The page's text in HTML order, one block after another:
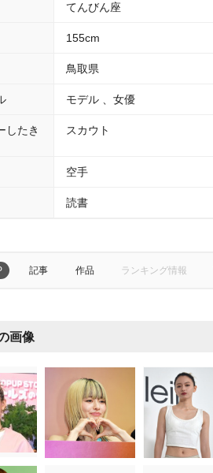
てんびん座
155cm
鳥取県
モデル 、女優
したき
スカウト
空手
読書
記事 作品 ランキング情報
画像